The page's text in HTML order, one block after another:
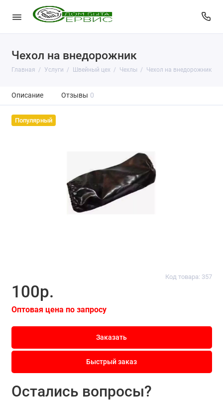
Чехол на внедорожник
Главная Услуги Швейный цех Чехлы Чехол на внедорожник
Описание Отзывы 0
Популярный
Код товара: 357
100р.
Оптовая цена по запросу
Заказать
Быстрый заказ
Остались вопросы?